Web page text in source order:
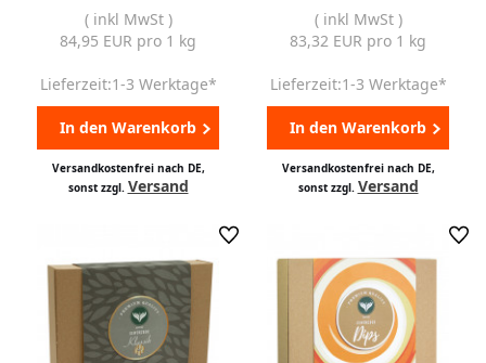
( inkl MwSt )
84,95 EUR pro 1 kg
Lieferzeit:1-3 Werktage*
In den Warenkorb
Versandkostenfrei nach DE,
sonst zzgl. Versand
( inkl MwSt )
83,32 EUR pro 1 kg
Lieferzeit:1-3 Werktage*
In den Warenkorb
Versandkostenfrei nach DE,
sonst zzgl. Versand